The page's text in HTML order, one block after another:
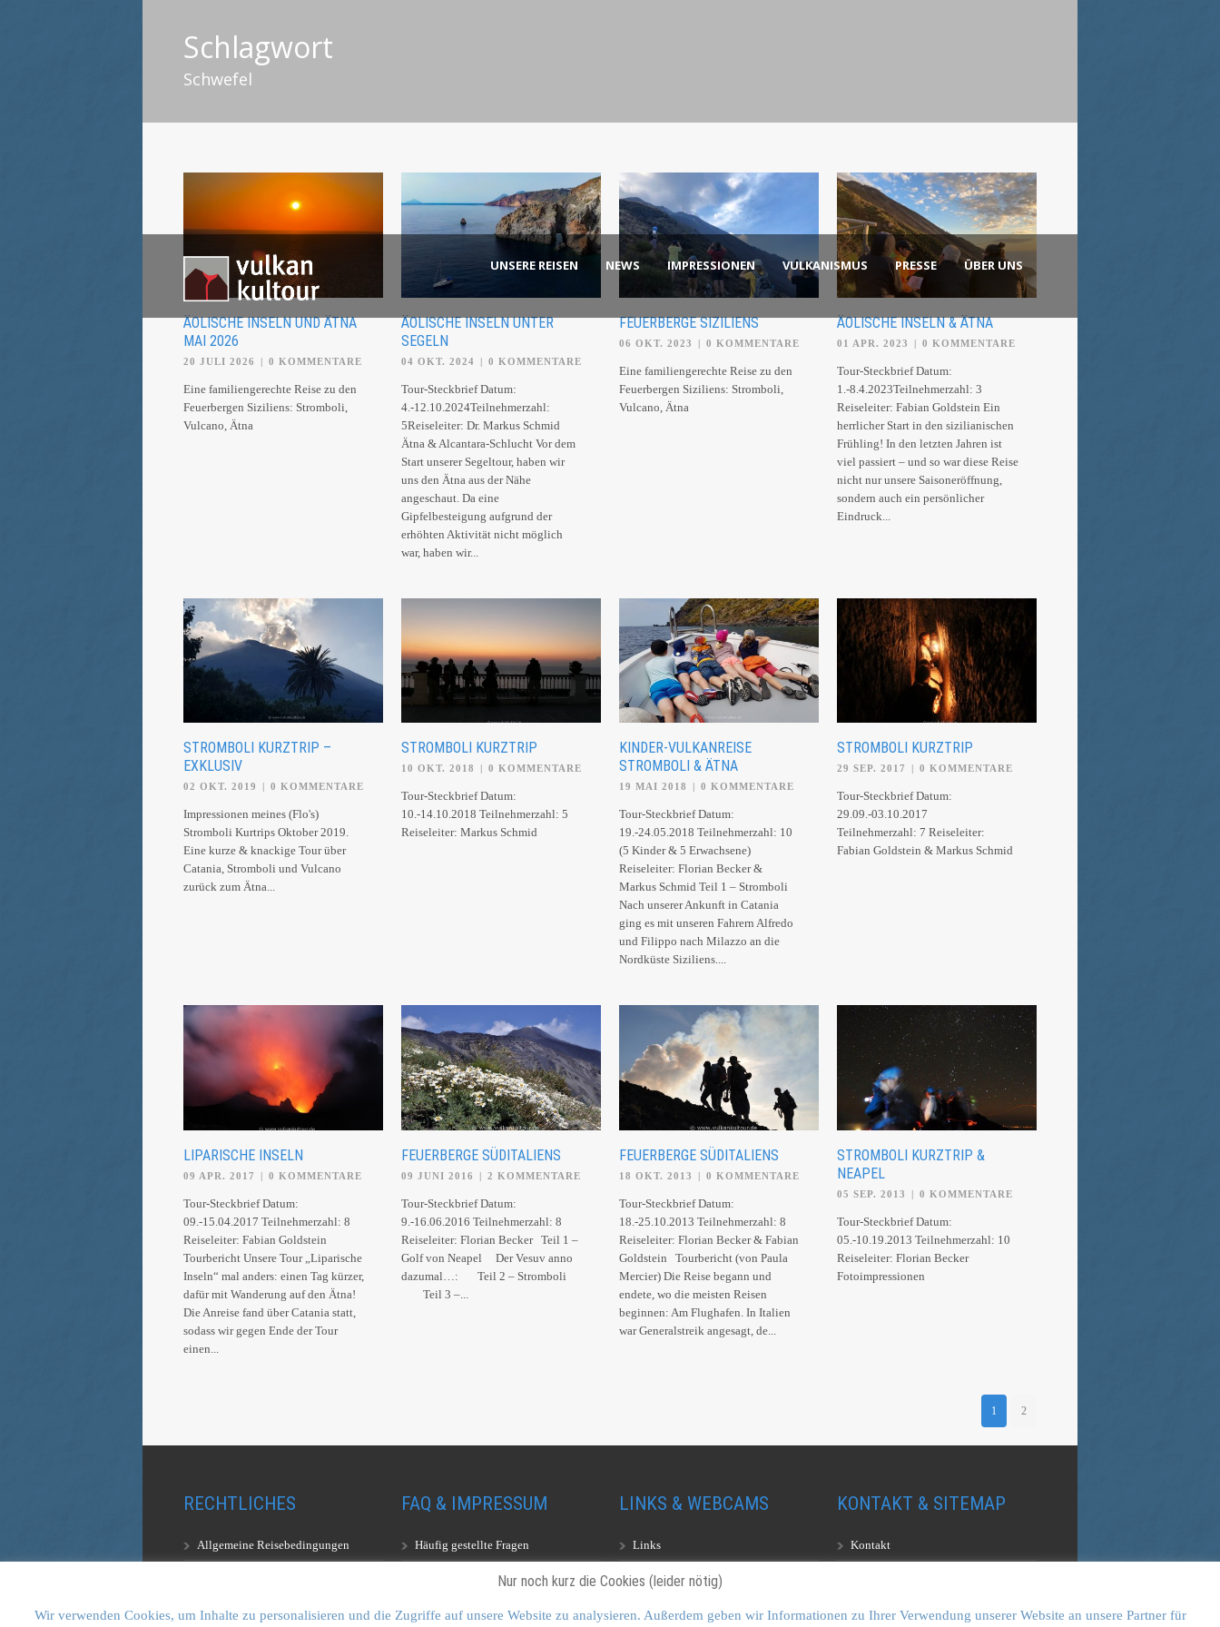
UNSERE REISEN NEWS IMPRESSIONEN VULKANISMUS PRESSE ÜBER UNS
Schlagwort
Schwefel
ÄOLISCHE INSELN UND ÄTNA
MAI 2026
20 JULI 2026 | 0 KOMMENTARE
Eine familiengerechte Reise zu den
Feuerbergen Siziliens: Stromboli,
Vulcano, Ätna
ÄOLISCHE INSELN UNTER
SEGELN
04 OKT. 2024 | 0 KOMMENTARE
Tour-Steckbrief Datum:
4.-12.10.2024Teilnehmerzahl:
5Reiseleiter: Dr. Markus Schmid
Ätna & Alcantara-Schlucht Vor dem
Start unserer Segeltour, haben wir
uns den Ätna aus der Nähe
angeschaut. Da eine
Gipfelbesteigung aufgrund der
erhöhten Aktivität nicht möglich
war, haben wir...
FEUERBERGE SIZILIENS
06 OKT. 2023 | 0 KOMMENTARE
Eine familiengerechte Reise zu den
Feuerbergen Siziliens: Stromboli,
Vulcano, Ätna
ÄOLISCHE INSELN & ÄTNA
01 APR. 2023 | 0 KOMMENTARE
Tour-Steckbrief Datum:
1.-8.4.2023Teilnehmerzahl: 3
Reiseleiter: Fabian Goldstein Ein
herrlicher Start in den sizilianischen
Frühling! In den letzten Jahren ist
viel passiert – und so war diese Reise
nicht nur unsere Saisoneröffnung,
sondern auch ein persönlicher
Eindruck...
STROMBOLI KURZTRIP –
EXKLUSIV
02 OKT. 2019 | 0 KOMMENTARE
Impressionen meines (Flo's)
Stromboli Kurtrips Oktober 2019.
Eine kurze & knackige Tour über
Catania, Stromboli und Vulcano
zurück zum Ätna...
STROMBOLI KURZTRIP
10 OKT. 2018 | 0 KOMMENTARE
Tour-Steckbrief Datum:
10.-14.10.2018 Teilnehmerzahl: 5
Reiseleiter: Markus Schmid
KINDER-VULKANREISE
STROMBOLI & ÄTNA
19 MAI 2018 | 0 KOMMENTARE
Tour-Steckbrief Datum:
19.-24.05.2018 Teilnehmerzahl: 10
(5 Kinder & 5 Erwachsene)
Reiseleiter: Florian Becker &
Markus Schmid Teil 1 – Stromboli
Nach unserer Ankunft in Catania
ging es mit unseren Fahrern Alfredo
und Filippo nach Milazzo an die
Nordküste Siziliens....
STROMBOLI KURZTRIP
29 SEP. 2017 | 0 KOMMENTARE
Tour-Steckbrief Datum:
29.09.-03.10.2017
Teilnehmerzahl: 7 Reiseleiter:
Fabian Goldstein & Markus Schmid
LIPARISCHE INSELN
09 APR. 2017 | 0 KOMMENTARE
Tour-Steckbrief Datum:
09.-15.04.2017 Teilnehmerzahl: 8
Reiseleiter: Fabian Goldstein
Tourbericht Unsere Tour „Liparische
Inseln“ mal anders: einen Tag kürzer,
dafür mit Wanderung auf den Ätna!
Die Anreise fand über Catania statt,
sodass wir gegen Ende der Tour
einen...
FEUERBERGE SÜDITALIENS
09 JUNI 2016 | 2 KOMMENTARE
Tour-Steckbrief Datum:
9.-16.06.2016 Teilnehmerzahl: 8
Reiseleiter: Florian Becker Teil 1 –
Golf von Neapel Der Vesuv anno
dazumal…: Teil 2 – Stromboli
Teil 3 –...
FEUERBERGE SÜDITALIENS
18 OKT. 2013 | 0 KOMMENTARE
Tour-Steckbrief Datum:
18.-25.10.2013 Teilnehmerzahl: 8
Reiseleiter: Florian Becker & Fabian
Goldstein Tourbericht (von Paula
Mercier) Die Reise begann und
endete, wo die meisten Reisen
beginnen: Am Flughafen. In Italien
war Generalstreik angesagt, de...
STROMBOLI KURZTRIP &
NEAPEL
05 SEP. 2013 | 0 KOMMENTARE
Tour-Steckbrief Datum:
05.-10.19.2013 Teilnehmerzahl: 10
Reiseleiter: Florian Becker
Fotoimpressionen
1 2
RECHTLICHES
Allgemeine Reisebedingungen
Datenschutzerklärung
FAQ & IMPRESSUM
Häufig gestellte Fragen
LINKS & WEBCAMS
Links
Webcams
KONTAKT & SITEMAP
Kontakt
Vulkankultour-BUFF®
Nur noch kurz die Cookies (leider nötig)
Wir verwenden Cookies, um Inhalte zu personalisieren und die Zugriffe auf unsere Website zu analysieren. Außerdem geben wir Informationen zu Ihrer Verwendung unserer Website an unsere Partner für